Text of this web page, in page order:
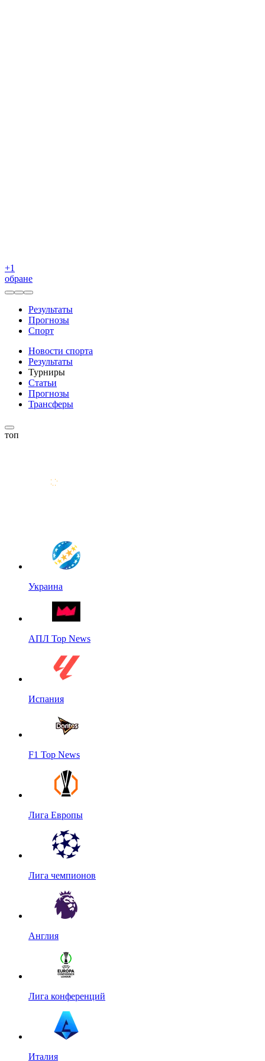
+1
обране
Результаты
Прогнозы
Спорт
Новости спорта
Результаты
Турниры
Статьи
Прогнозы
Трансферы
топ
Украина
АПЛ Top News
Испания
F1 Top News
Лига Европы
Лига чемпионов
Англия
Лига конференций
Италия